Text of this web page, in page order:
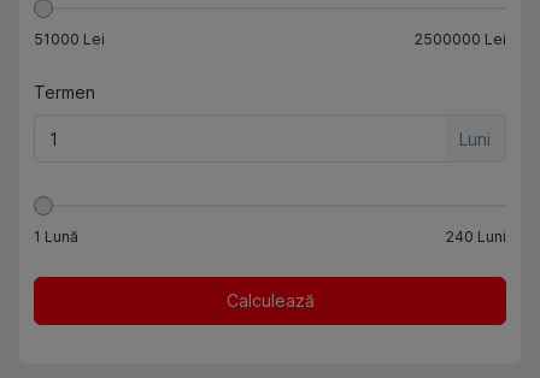
51000 Lei 2500000 Lei
Termen
Luni
1 Lună 240 Luni
Calculează